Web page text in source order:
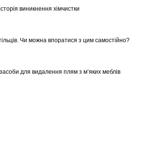
виникнення хімчистки
Чи можна впоратися з цим самостійно?
для видалення плям з м’яких меблів